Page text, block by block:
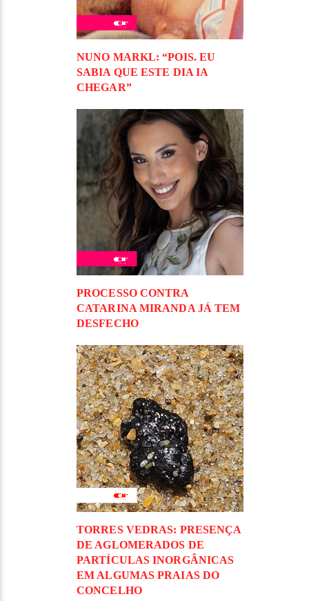
NUNO MARKL: “POIS. EU
SABIA QUE ESTE DIA IA
CHEGAR”
PROCESSO CONTRA
CATARINA MIRANDA JÁ TEM
DESFECHO
TORRES VEDRAS: PRESENÇA
DE AGLOMERADOS DE
PARTÍCULAS INORGÂNICAS
EM ALGUMAS PRAIAS DO
CONCELHO